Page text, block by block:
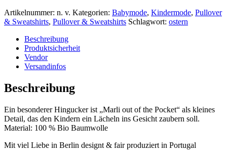
Artikelnummer: n. v. Kategorien: Babymode, Kindermode, Pullover
& Sweatshirts, Pullover & Sweatshirts Schlagwort: ostern
Beschreibung
Produktsicherheit
Vendor
Versandinfos
Beschreibung
Ein besonderer Hingucker ist „Marli out of the Pocket“ als kleines
Detail, das den Kindern ein Lächeln ins Gesicht zaubern soll.
Material: 100 % Bio Baumwolle
Mit viel Liebe in Berlin designt & fair produziert in Portugal